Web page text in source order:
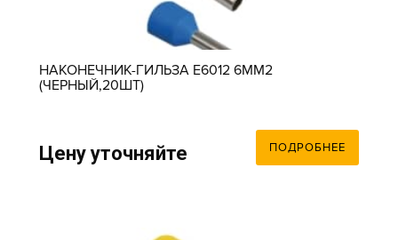
НАКОНЕЧНИК-ГИЛЬЗА Е6012 6ММ2
(ЧЕРНЫЙ,20ШТ)
Цену уточняйте ПОДРОБНЕЕ